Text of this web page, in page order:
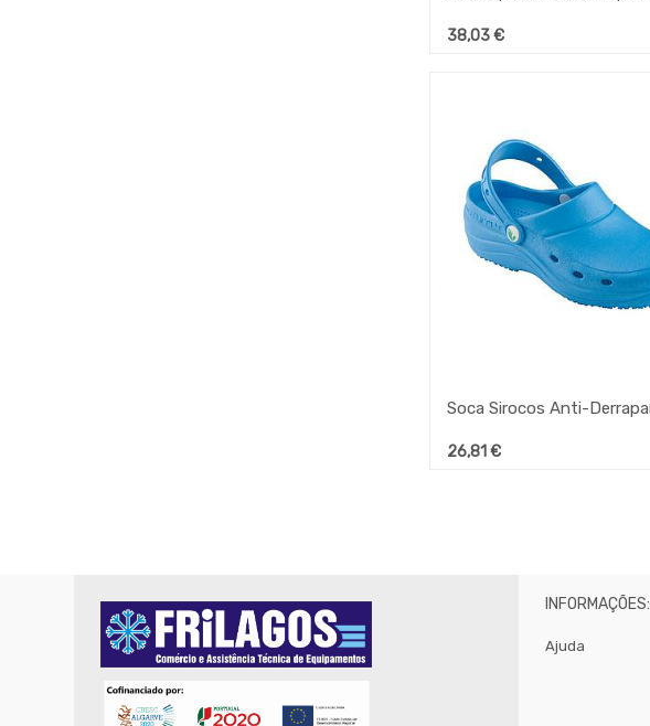
38,03€
26,81 €
INFORMAÇÕES:
Ajuda